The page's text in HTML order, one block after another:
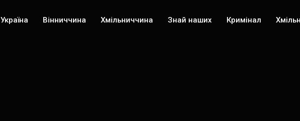
Україна Вінниччина Хмільниччина Знай наших Кримінал